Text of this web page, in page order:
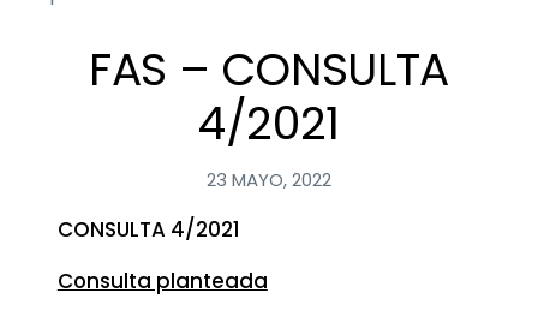
Spain
InternationalFAS – CONSULTA
4/2021
23 MAYO, 2022
CONSULTA 4/2021
Consulta planteada